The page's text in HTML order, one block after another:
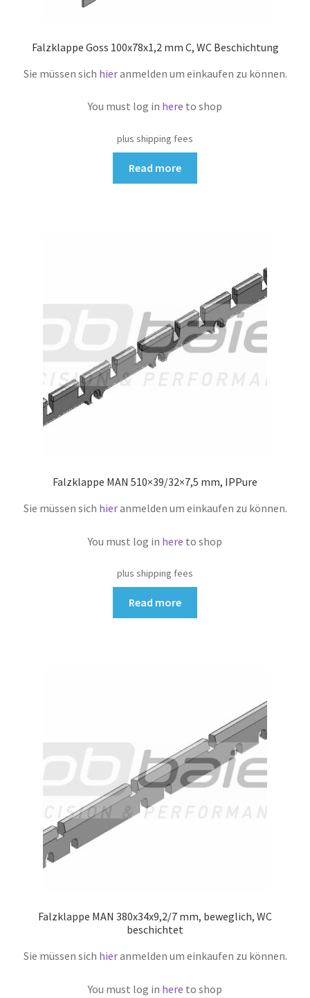
Falzklappe Goss 100x78x1,2 mm C, WC Beschichtung
Sie müssen sich hieranmelden um einkaufen zu können.
You must log in here to shop
plus shipping fees
Read more
Falzklappe MAN 510×39/32×7,5 mm, IPPure
Sie müssen sich hieranmelden um einkaufen zu können.
You must log in here to shop
plus shipping fees
Read more
Falzklappe MAN 380x34x9,2/7 mm, beweglich, WC
beschichtet
Sie müssen sich hieranmelden um einkaufen zu können.
You must log in here to shop